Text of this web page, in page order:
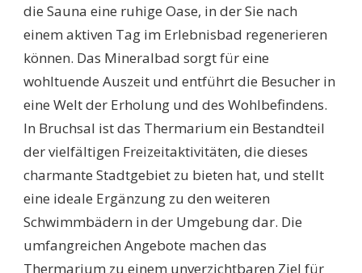
die Sauna eine ruhige Oase, in der Sie nach
einem aktiven Tag im Erlebnisbad regenerieren
können. Das Mineralbad sorgt für eine
wohltuende Auszeit und entführt die Besucher in
eine Welt der Erholung und des Wohlbefindens.
In Bruchsal ist das Thermarium ein Bestandteil
der vielfältigen Freizeitaktivitäten, die dieses
charmante Stadtgebiet zu bieten hat, und stellt
eine ideale Ergänzung zu den weiteren
Schwimmbädern in der Umgebung dar. Die
umfangreichen Angebote machen das
Thermarium zu einem unverzichtbaren Ziel für